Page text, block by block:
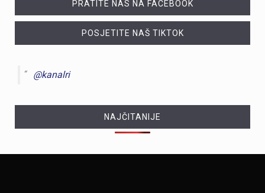
PRATITE NAS NA FACEBOOK
POSJETITE NAŠ TIKTOK
@kanalri
NAJČITANIJE